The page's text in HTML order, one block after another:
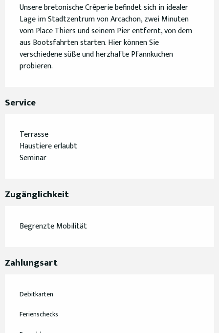
Unsere bretonische Crêperie befindet sich in idealer
Lage im Stadtzentrum von Arcachon, zwei Minuten
vom Place Thiers und seinem Pier entfernt, von dem
aus Bootsfahrten starten. Hier können Sie
verschiedene süße und herzhafte Pfannkuchen
probieren.
Service
Terrasse
Haustiere erlaubt
Seminar
Zugänglichkeit
Begrenzte Mobilität
Zahlungsart
Debitkarten
Ferienschecks